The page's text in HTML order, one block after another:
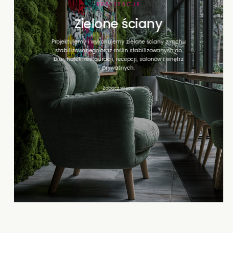
REALIZACJE
Zielone ściany
Projektujemy i wykonujemy zielone ściany z mchu
stabilizowanego oraz roślin stabilizowanych do
biur, hoteli, restauracji, recepcji, salonów i wnętrz
prywatnych.
Zobacz więcej